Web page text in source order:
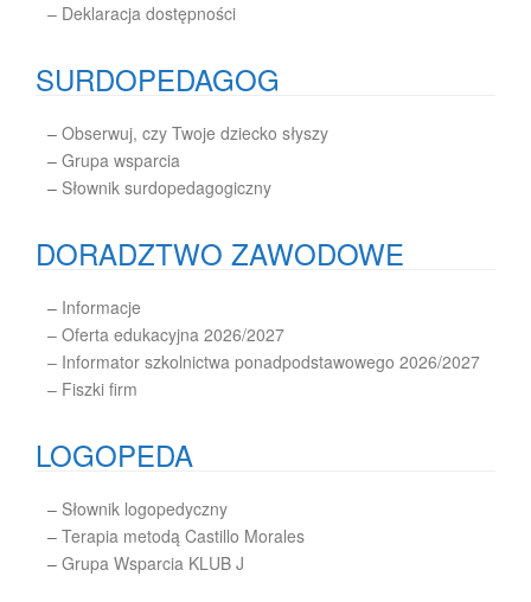
– Deklaracja dostępności
SURDOPEDAGOG
– Obserwuj, czy Twoje dziecko słyszy
– Grupa wsparcia
– Słownik surdopedagogiczny
DORADZTWO ZAWODOWE
– Informacje
– Oferta edukacyjna 2026/2027
– Informator szkolnictwa ponadpodstawowego 2026/2027
– Fiszki firm
LOGOPEDA
– Słownik logopedyczny
– Terapia metodą Castillo Morales
– Grupa Wsparcia KLUB J